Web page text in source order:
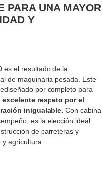
PARA UNA MAYOR
Y
es el resultado de la
de maquinaria pesada. Este
por completo para
respeto por el
inigualable. Con cabina
es la elección ideal
de carreteras y
agricultura.